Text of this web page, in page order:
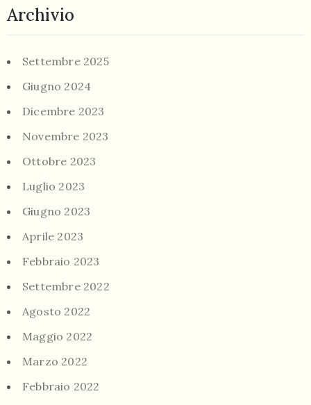
Archivio
Settembre 2025
Giugno 2024
Dicembre 2023
Novembre 2023
Ottobre 2023
Luglio 2023
Giugno 2023
Aprile 2023
Febbraio 2023
Settembre 2022
Agosto 2022
Maggio 2022
Marzo 2022
Febbraio 2022